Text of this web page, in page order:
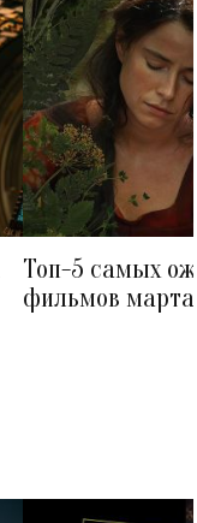
Топ-5 самых
фильмов